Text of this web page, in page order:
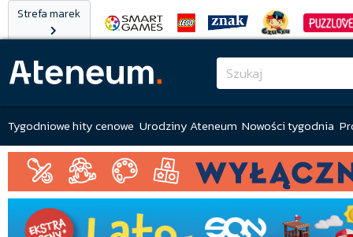
Strefa marek
Tygodniowe hity cenowe Urodziny Ateneum Nowości tygodnia